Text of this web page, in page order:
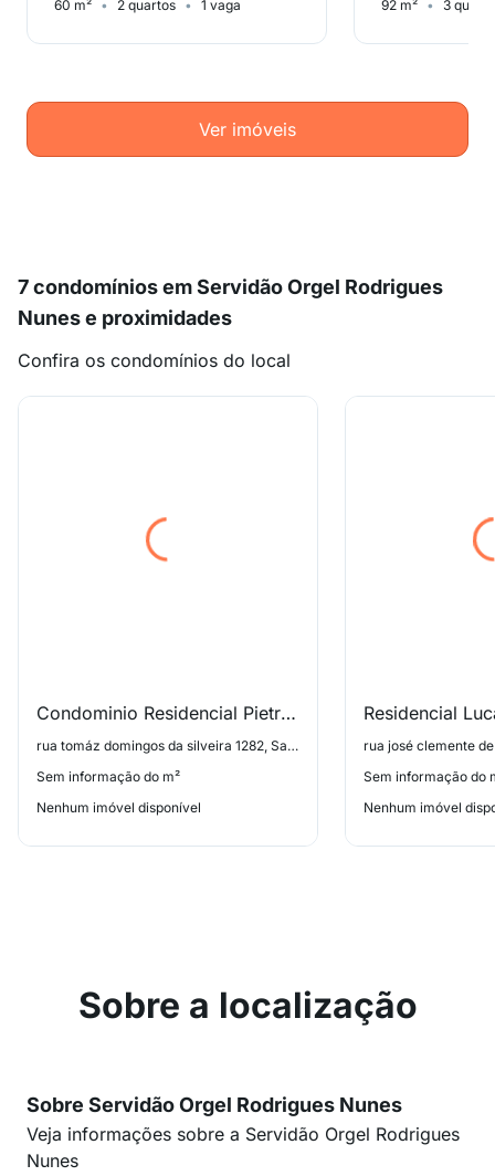
60 m²
2 quartos 1 vaga 92 m² 3
Ver imóveis
7 condomínios em Servidão Orgel Rodrigues
Nunes e proximidades
Confira os condomínios do local
Condominio Residencial Pietra Bianca
rua tomáz domingos da silveira 1282, Sao Sebastiao
Sem informação do m²
Nenhum imóvel disponível
Residencial
Sem informação do
Nenhum imóvel
Sobre a localização
Sobre Servidão Orgel Rodrigues Nunes
Veja informações sobre a Servidão Orgel Rodrigues
Nunes